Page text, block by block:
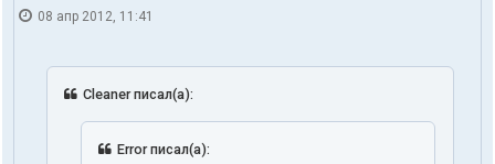
08 апр 2012, 11:41
Cleaner писал(а):
Error писал(а):